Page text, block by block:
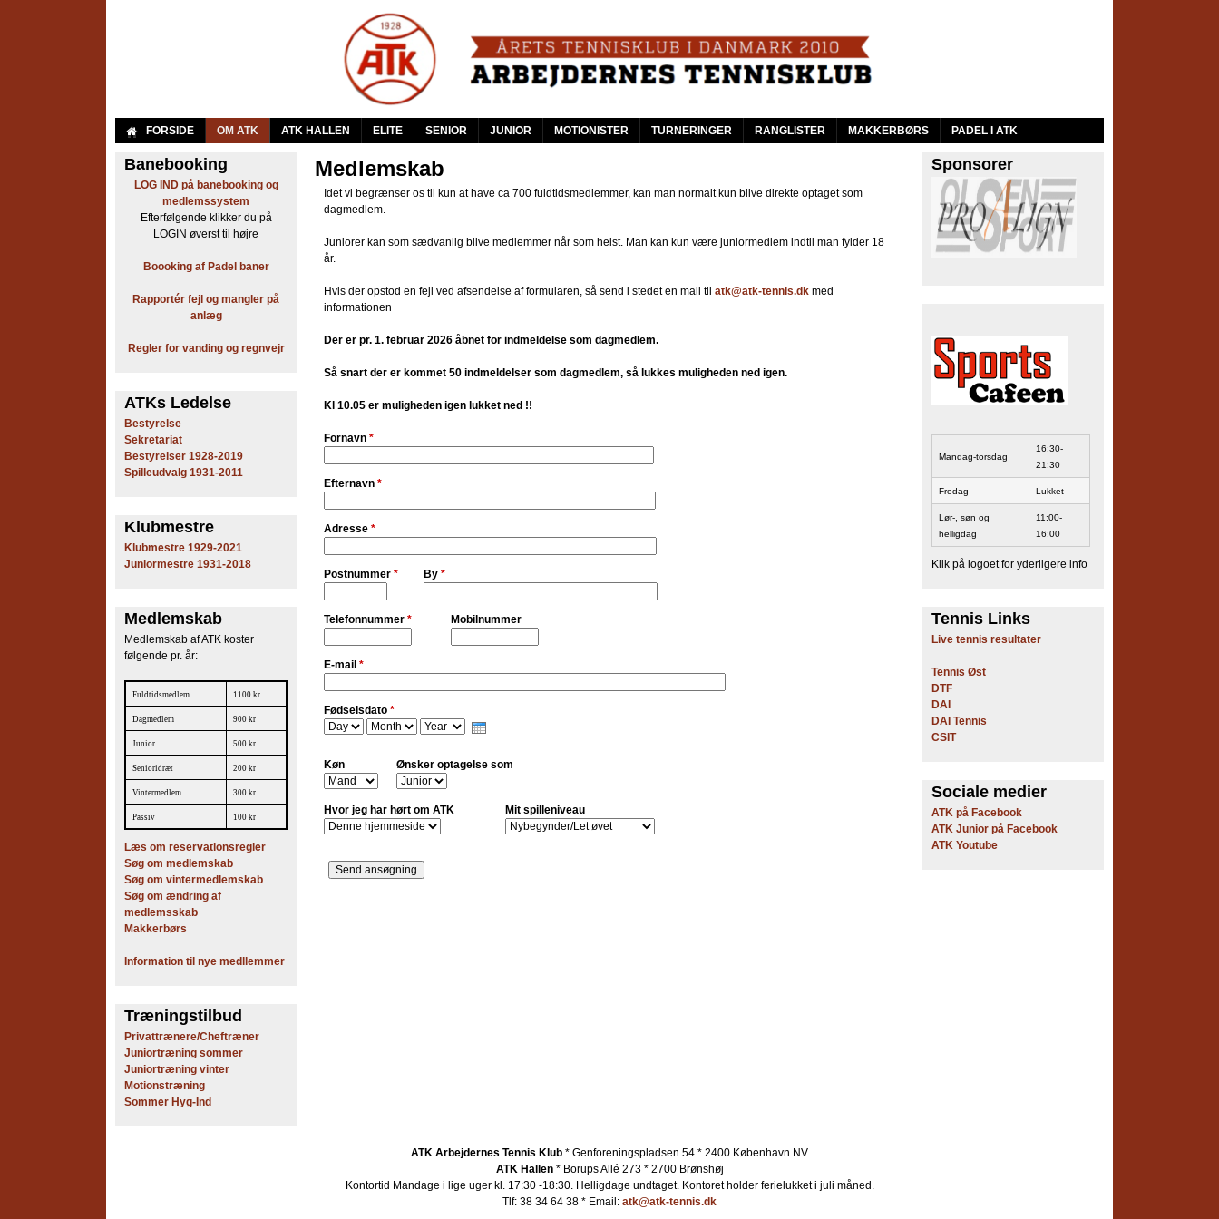
to
main
content
A
n
e
s
e
n
s
K
u
b
FORSIDE OM ATK ATK HALLEN ELITE SENIOR JUNIOR MOTIONISTER TURNERINGER RANGLISTER MAKKERBØRS PADEL I ATK
Medlemskab
Idet vi begrænser os til kun at have ca 700 fuldtidsmedlemmer, kan man normalt kun blive direkte optaget som
dagmedlem.
Juniorer kan som sædvanlig blive medlemmer når som helst. Man kan kun være juniormedlem indtil man fylder 18
år.
Hvis der opstod en fejl ved afsendelse af formularen, så send i stedet en mail til atk@atk-tennis.dk med
informationen
Der er pr. 1. februar 2026 åbnet for indmeldelse som dagmedlem.
Så snart der er kommet 50 indmeldelser som dagmedlem, så lukkes muligheden ned igen.
Kl 10.05 er muligheden igen lukket ned !!
Fornavn *
Efternavn *
Adresse *
Postnummer * By *
Telefonnummer * Mobilnummer
E-mail *
Fødselsdato *
D
y
M
t
h
Y
a
r
Køn
Mit spilleniveau
Hvor jeg har hørt om ATK
Ønsker optagelse som
Banebooking
LOG IND på banebooking og
medlemssystem
Efterfølgende klikker du på
LOGIN øverst til højre
Boooking af Padel baner
Rapportér fejl og mangler på
anlæg
Regler for vanding og regnvejr
ATKs Ledelse
Bestyrelse
Sekretariat
Bestyrelser 1928-2019
Spilleudvalg 1931-2011
Klubmestre
Klubmestre 1929-2021
Juniormestre 1931-2018
Medlemskab
Medlemskab af ATK koster
følgende pr. år:
Fuldtidsmedlem 1100 kr
Dagmedlem 900 kr
Junior 500 kr
Senioridræt 200 kr
Vintermedlem 300 kr
Passiv 100 kr
Læs om reservationsregler
Søg om medlemskab
Søg om vintermedlemskab
Søg om ændring af
medlemsskab
Makkerbørs
Information til nye medllemmer
Træningstilbud
Privattrænere/Cheftræner
Juniortræning sommer
Juniortræning vinter
Motionstræning
Sommer Hyg-Ind
Sponsorer
Mandag-torsdag
16:30-
21:30
Fredag Lukket
Lør-, søn og
helligdag
11:00-
16:00
Klik på logoet for yderligere info
Tennis Links
Live tennis resultater
Tennis Øst
DTF
DAI
DAI Tennis
CSIT
Sociale medier
ATK på Facebook
ATK Junior på Facebook
ATK Youtube
ATK Arbejdernes Tennis Klub * Genforeningspladsen 54 * 2400 København NV
ATK Hallen* Borups Allé 273 * 2700 Brønshøj
Kontortid Mandage i lige uger kl. 17:30 -18:30. Helligdage undtaget. Kontoret holder ferielukket i juli måned.
Tlf: 38 34 64 38 * Email: atk@atk-tennis.dk